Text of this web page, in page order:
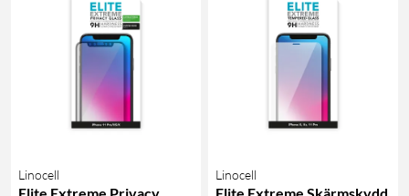
Linocell Linocell